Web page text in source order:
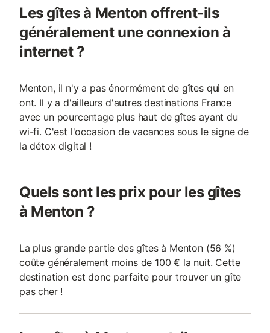
Les gîtes à Menton offrent-ils
généralement une connexion à
internet ?
Menton, il n'y a pas énormément de gîtes qui en
ont. Il y a d'ailleurs d'autres destinations France
avec un pourcentage plus haut de gîtes ayant du
wi-fi. C'est l'occasion de vacances sous le signe de
la détox digital !
Quels sont les prix pour les gîtes
à Menton ?
La plus grande partie des gîtes à Menton (56 %)
coûte généralement moins de 100 € la nuit. Cette
destination est donc parfaite pour trouver un gîte
pas cher !